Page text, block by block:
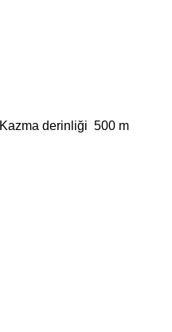
Kazma derinliği 500 m